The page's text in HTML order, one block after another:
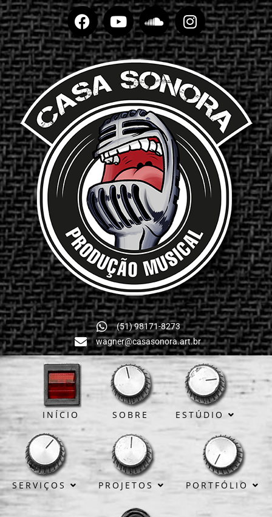
(51) 98171-8273
wagner@casasonora.art.br
INÍCIO SOBRE ESTÚDIO
SERVIÇOS PROJETOS PORTFÓLIO